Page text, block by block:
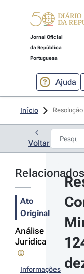
Jornal Oficial
da República
Portuguesa
Ajuda
Início
Voltar
Relacionados
Ato
Original
Análise
Jurídica
Informações